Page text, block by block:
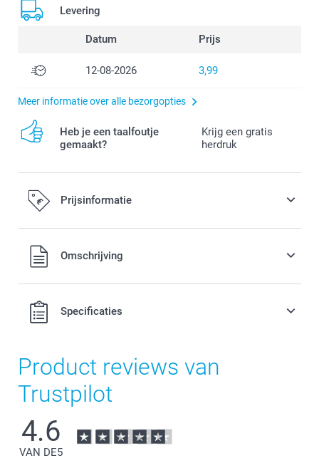
Levering
Datum Prijs
12-08-2026 3,99
Meer informatie over alle bezorgopties
Heb je een taalfoutje
gemaakt?
Krijg een gratis
herdruk
Prijsinformatie
Alle prijzen zijn in EURO (€) inclusief BTW en exclusief
verzendkosten.Omschrijving
Specificaties
Product reviews van
Trustpilot
4.6
VAN DE5